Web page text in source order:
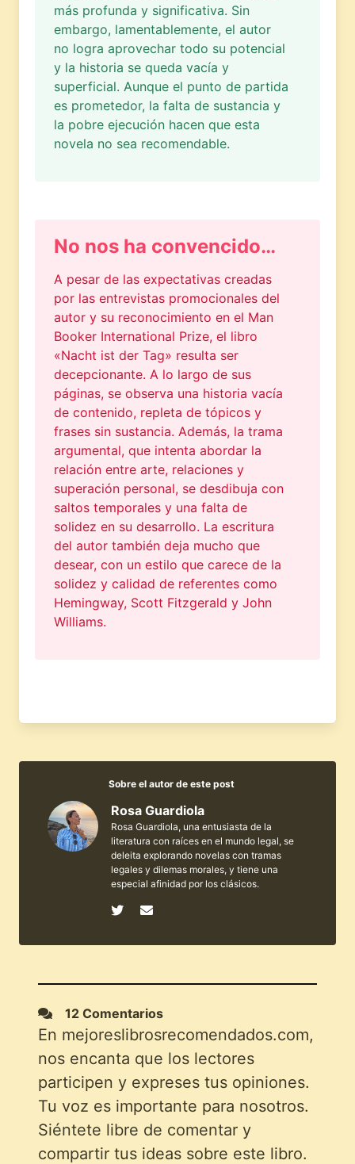
más profunda y significativa. Sin
embargo, lamentablemente, el autor
no logra aprovechar todo su potencial
y la historia se queda vacía y
superficial. Aunque el punto de partida
es prometedor, la falta de sustancia y
la pobre ejecución hacen que esta
novela no sea recomendable.
No nos ha convencido…
A pesar de las expectativas creadas
por las entrevistas promocionales del
autor y su reconocimiento en el Man
Booker International Prize, el libro
«Nacht ist der Tag» resulta ser
decepcionante. A lo largo de sus
páginas, se observa una historia vacía
de contenido, repleta de tópicos y
frases sin sustancia. Además, la trama
argumental, que intenta abordar la
relación entre arte, relaciones y
superación personal, se desdibuja con
saltos temporales y una falta de
solidez en su desarrollo. La escritura
del autor también deja mucho que
desear, con un estilo que carece de la
solidez y calidad de referentes como
Hemingway, Scott Fitzgerald y John
Williams.
Sobre el autor de este post
Rosa Guardiola
Rosa Guardiola, una entusiasta de la
literatura con raíces en el mundo legal, se
deleita explorando novelas con tramas
legales y dilemas morales, y tiene una
especial afinidad por los clásicos.
12 Comentarios
En mejoreslibrosrecomendados.com,
nos encanta que los lectores
participen y expreses tus opiniones.
Tu voz es importante para nosotros.
Siéntete libre de comentar y
compartir tus ideas sobre este libro.